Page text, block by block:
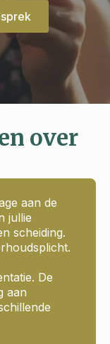
over
aan de
jullie
scheiding.
De
aan